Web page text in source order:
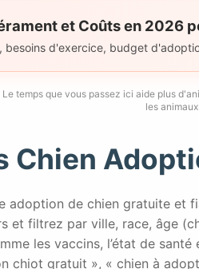
et Coûts en 2026
d'exercice, budget
temps que vous passez ici aide plus
les
Chien
adoption de chien gratuite et
et filtrez par ville, race, âge
les vaccins, l’état de
chiot gratuit », « chien à